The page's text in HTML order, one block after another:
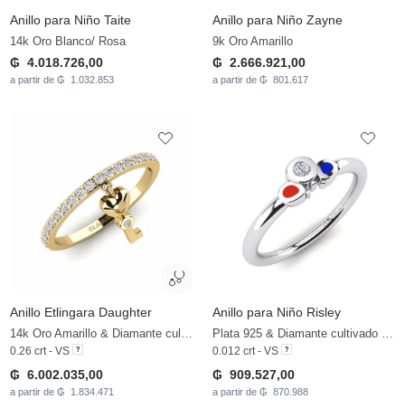
Anillo para Niño Taite
14k Oro Blanco/ Rosa
₲ 4.018.726,00
a partir de ₲ 1.032.853
Anillo para Niño Zayne
9k Oro Amarillo
₲ 2.666.921,00
a partir de ₲ 801.617
Anillo Etlingara Daughter
14k Oro Amarillo & Diamante cultivado en laboratorio
0.26 crt - VS
₲ 6.002.035,00
a partir de ₲ 1.834.471
Anillo para Niño Risley
Plata 925 & Diamante cultivado en laboratorio
0.012 crt - VS
₲ 909.527,00
a partir de ₲ 870.988